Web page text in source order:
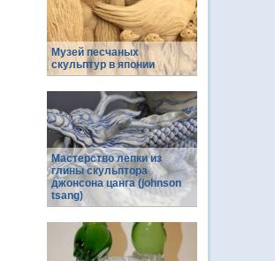
Музей песчаных
скульптур в японии
Мастерство лепки из
глины скульптора
джонсона цанга (johnson
tsang)